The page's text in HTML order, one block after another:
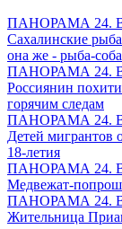
ПАНОРАМА 24.
Сахалинские
она же - рыба-
ПАНОРАМА 24.
Россиянин
горячим следам
ПАНОРАМА 24.
Детей мигрантов
18-летия
ПАНОРАМА 24.
Медвежат-
ПАНОРАМА 24.
Жительница